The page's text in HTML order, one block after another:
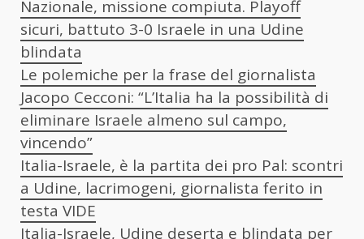
Nazionale, missione compiuta. Playoff
sicuri, battuto 3-0 Israele in una Udine
blindata
Le polemiche per la frase del giornalista
Jacopo Cecconi: “L’Italia ha la possibilità di
eliminare Israele almeno sul campo,
vincendo”
Italia-Israele, è la partita dei pro Pal: scontri
a Udine, lacrimogeni, giornalista ferito in
testa VIDE
Italia-Israele, Udine deserta e blindata per